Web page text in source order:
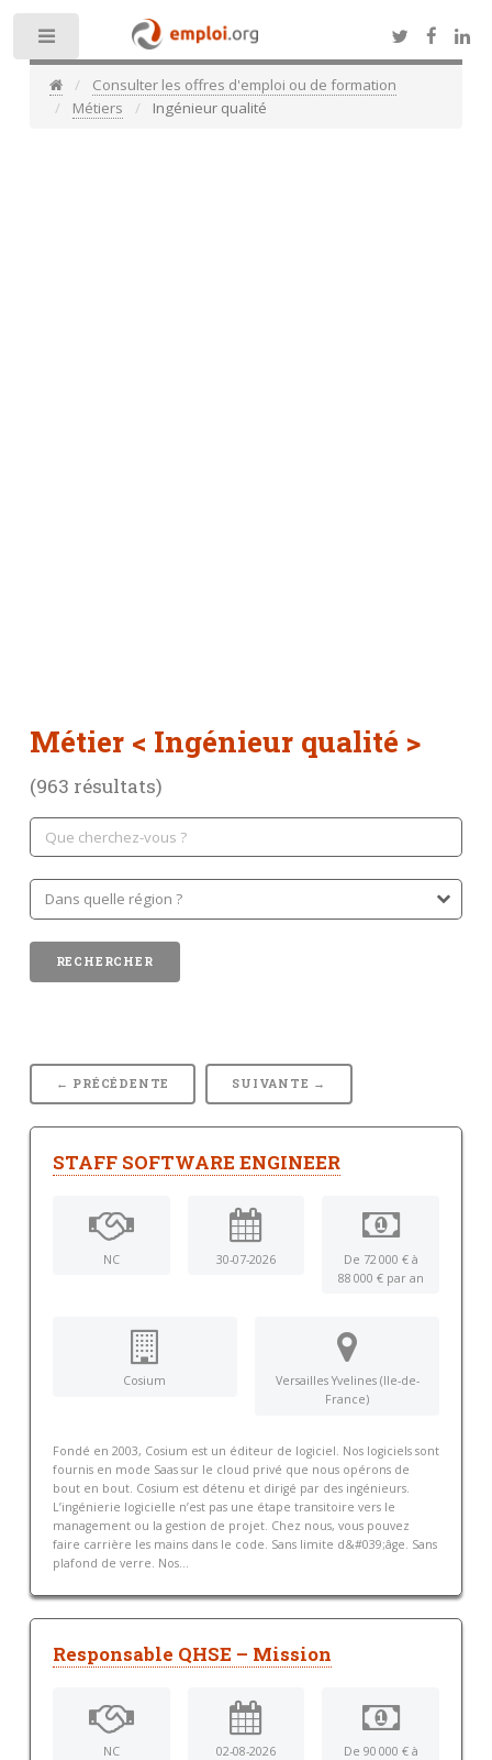
Consulter les offres d'emploi ou de formation
Métiers
Ingénieur qualité
Métier < Ingénieur qualité >
(963 résultats)
← PRÉCÉDENTE SUIVANTE →
STAFF SOFTWARE ENGINEER
NC 30-07-2026
De 72 000 € à
88 000 € par an
Cosium
Versailles Yvelines (Ile-de-
France)
Fondé en 2003, Cosium est un éditeur de logiciel. Nos logiciels sont
fournis en mode Saas sur le cloud privé que nous opérons de
bout en bout. Cosium est détenu et dirigé par des ingénieurs.
L’ingénierie logicielle n’est pas une étape transitoire vers le
management ou la gestion de projet. Chez nous, vous pouvez
faire carrière les mains dans le code. Sans limite d&#039;âge. Sans
plafond de verre. Nos...
Responsable QHSE – Mission
NC 02-08-2026
De 90 000 € à
Toggle